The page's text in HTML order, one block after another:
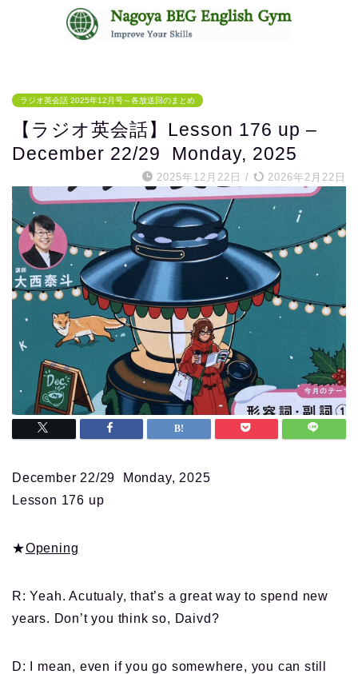
無料体験レッスンはコチラ
ラジオ英会話 2025年12月号～各放送回のまとめ
【ラジオ英会話】Lesson 176 up –
December 22/29 Monday, 2025
2025年12月22日 / 2026年2月22日
December 22/29 Monday, 2025
Lesson 176 up
★Opening
R: Yeah. Acutualy, that’s a great way to spend new
years. Don’t you think so, Daivd?
D: I mean, even if you go somewhere, you can still